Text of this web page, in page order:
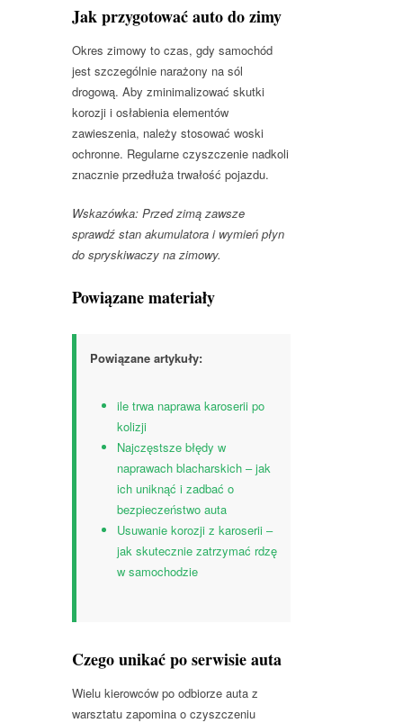
Jak przygotować auto do zimy
Okres zimowy to czas, gdy samochód
jest szczególnie narażony na sól
drogową. Aby zminimalizować skutki
korozji i osłabienia elementów
zawieszenia, należy stosować woski
ochronne. Regularne czyszczenie nadkoli
znacznie przedłuża trwałość pojazdu.
Wskazówka: Przed zimą zawsze
sprawdź stan akumulatora i wymień płyn
do spryskiwaczy na zimowy.
Powiązane materiały
Powiązane artykuły:
ile trwa naprawa karoserii po
kolizji
Najczęstsze błędy w
naprawach blacharskich – jak
ich uniknąć i zadbać o
bezpieczeństwo auta
Usuwanie korozji z karoserii –
jak skutecznie zatrzymać rdzę
w samochodzie
Czego unikać po serwisie auta
Wielu kierowców po odbiorze auta z
warsztatu zapomina o czyszczeniu